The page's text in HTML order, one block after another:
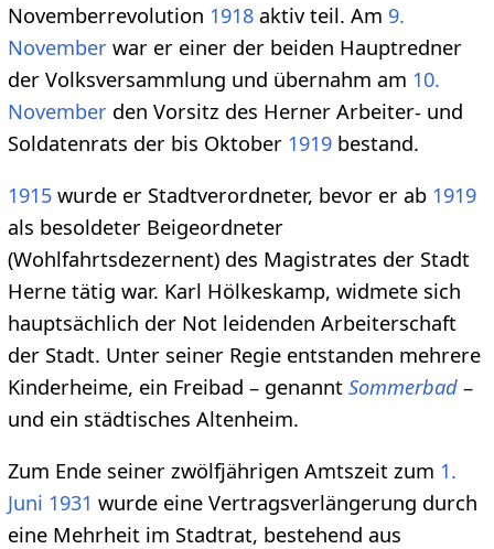
Novemberrevolution 1918aktiv teil. Am 9.
Novemberwar er einer der beiden Hauptredner
der Volksversammlung und übernahm am 10.
Novemberden Vorsitz des Herner Arbeiter- und
Soldatenrats der bis Oktober 1919bestand.
1915wurde er Stadtverordneter, bevor er ab 1919
als besoldeter Beigeordneter
(Wohlfahrtsdezernent) des Magistrates der Stadt
Herne tätig war. Karl Hölkeskamp, widmete sich
hauptsächlich der Not leidenden Arbeiterschaft
der Stadt. Unter seiner Regie entstanden mehrere
Kinderheime, ein Freibad – genannt Sommerbad–
und ein städtisches Altenheim.
Zum Ende seiner zwölfjährigen Amtszeit zum 1.
Juni 1931 wurde eine Vertragsverlängerung durch
eine Mehrheit im Stadtrat, bestehend aus